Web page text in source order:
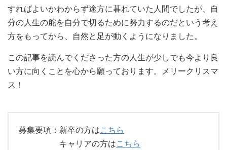
すればよいかわからず途方に暮れていた人間でしたが、自
分の人生の舵を自分で切るために努力するのだという考え
方をもってから、自然と足が動くようになりました。
この記事を読んでくださった方の人生が少しでも今より良
い方に向くことを心から願っております。メリークリスマ
ス！
募集要項：新卒の方はこちら
キャリアの方はこちら